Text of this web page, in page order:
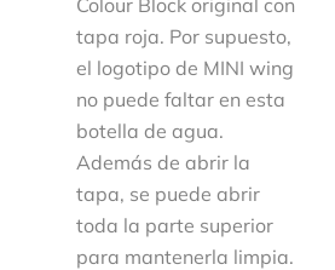
Colour Block original con
tapa roja. Por supuesto,
el logotipo de MINI wing
no puede faltar en esta
botella de agua.
Además de abrir la
tapa, se puede abrir
toda la parte superior
para mantenerla limpia.